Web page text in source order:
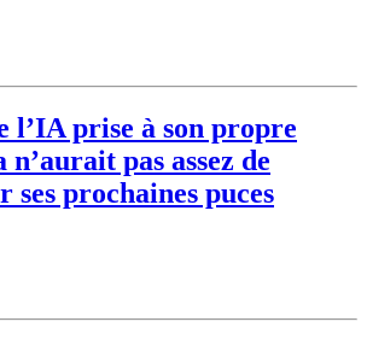
l’IA prise à son propre
pas assez de
ses prochaines puces